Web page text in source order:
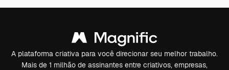
A plataforma criativa para você direcionar seu melhor trabalho.
Mais de 1 milhão de assinantes entre criativos, empresas,